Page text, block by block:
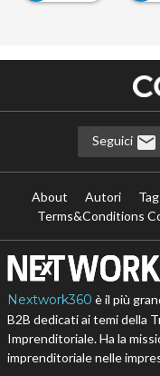
Seguici
About Autori
Terms&Conditions
Nextwork360 è il più
B2B dedicati ai temi della
Imprenditoriale. Ha la
imprenditoriale nelle